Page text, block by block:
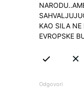
KAO SILA NE
EVROPSKE
Odgovori